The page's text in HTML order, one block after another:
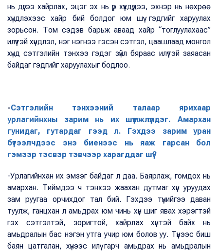
нь дүүгээ хайрлах, эцэг эх нь үр хүүхдүүдээ, эхнэр нь нөхрөө
хүндлэхээс хайр бий болдог юм шүү гэдгийг харуулах
зорьсон. Том сэдэв барьж аваад хайр “тоглуулахаас”
илүүтэй хүндлэл, нэг нэгнээ гэсэн сэтгэл, цаашлаад монгол
хүнд сэтгэлийн тэнхээ гэдэг зүйл бяраас илүүтэй заяасан
байдаг гэдгийг харуулахыг бодлоо.
-Сэтгэлийн тэнхээний талаар ярихаар
урлагийнхны зарим нь их шүүмжлүүлдэг. Амархан
гунидаг, гутардаг гээд л. Гэхдээ зарим уран
бүтээлчдээс энэ биенээс нь яаж гарсан бол
гэмээр тэсвэр тэвчээр харагддаг шүү?
-Урлагийнхан их эмзэг байдаг л даа. Баярлаж, гомдох нь
амархан. Тиймдээ ч тэнхээ жаахан дутмаг хүн уруудах
зам руугаа орчихдог тал бий. Гэхдээ түүнийгээ даван
туулж, ганцхан л амьдрах юм чинь хүн шиг явах хэрэгтэй
гэх сэтгэлтэй, зоригтой, хайрлах хүнтэй байх нь
амьдралын бас нэгэн утга учир юм болов уу. Түүнээс биш
баян цатгалан, хүнээс илүү гарч амьдрах нь амьдралын